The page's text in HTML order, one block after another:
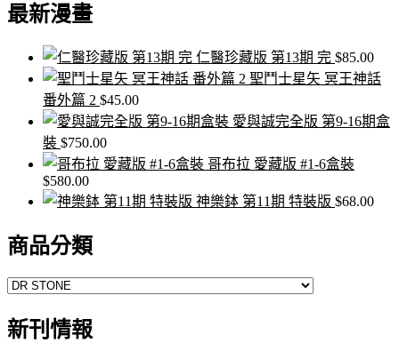
鍵
最新漫畫
仁醫珍藏版 第13期 完 $85.00
聖鬥士星矢 冥王神話
番外篇 2 $45.00
愛與誠完全版 第9-16期盒
裝 $750.00
哥布拉 愛藏版 #1-6盒裝
$580.00
神樂鉢 第11期 特裝版 $68.00
商品分類
新刊情報